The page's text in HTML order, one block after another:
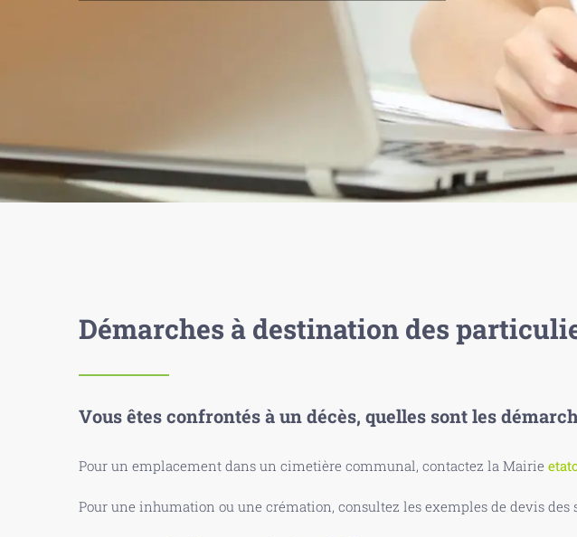
Démarches à destination des
Vous êtes confrontés à un décès, quelles sont les
Pour un emplacement dans un cimetière communal, contactez la Mairie
Pour une inhumation ou une crémation, consultez les exemples de devis